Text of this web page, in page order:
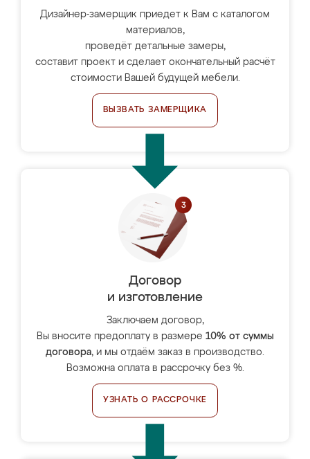
Дизайнер-замерщик приедет к Вам с каталогом
материалов,
проведёт детальные замеры,
составит проект и сделает окончательный расчёт
стоимости Вашей будущей мебели.
ВЫЗВАТЬ ЗАМЕРЩИКА
Договор
и изготовление
Заключаем договор,
Вы вносите предоплату в размере 10% от суммы
договора, и мы отдаём заказ в производство.
Возможна оплата в рассрочку без %.
УЗНАТЬ О РАССРОЧКЕ